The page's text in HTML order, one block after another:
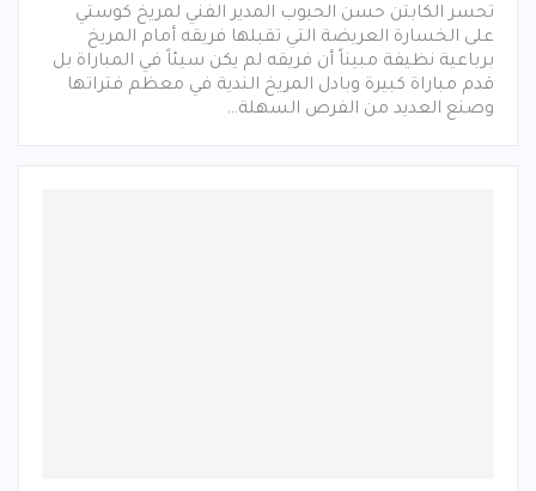
تحسر الكابتن حسن الحبوب المدير الفني لمريخ كوستي
على الخسارة العريضة التي تقبلها فريقه أمام المريخ
برباعية نظيفة مبيناً أن فريقه لم يكن سيئاً في المباراة بل
قدم مباراة كبيرة وبادل المريخ الندية في معظم فتراتها
وصنع العديد من الفرص السهلة…